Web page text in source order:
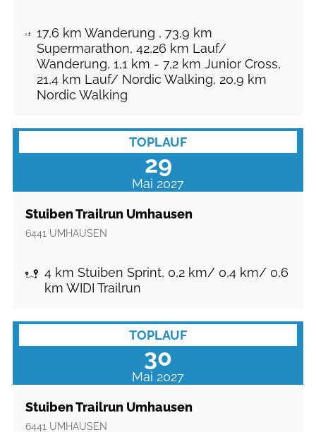
17,6 km Wanderung , 73,9 km
Supermarathon, 42,26 km Lauf/
Wanderung, 1,1 km - 7,2 km Junior Cross,
21,4 km Lauf/ Nordic Walking, 20,9 km
Nordic Walking
TOPLAUF
29
Mai 2027
Stuiben Trailrun Umhausen
6441 UMHAUSEN
4 km Stuiben Sprint, 0,2 km/ 0,4 km/ 0,6
km WIDI Trailrun
TOPLAUF
30
Mai 2027
Stuiben Trailrun Umhausen
6441 UMHAUSEN